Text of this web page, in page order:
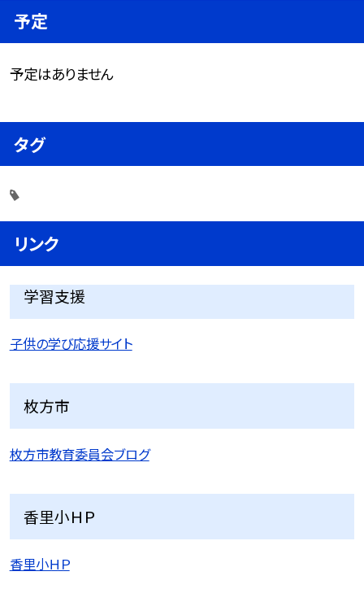
予定
予定はありません
タグ
リンク
学習支援
子供の学び応援サイト
枚方市
枚方市教育委員会ブログ
香里小ＨＰ
香里小ＨＰ